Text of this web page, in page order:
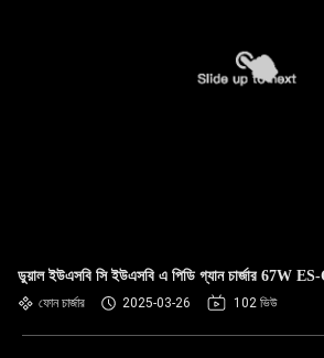
ডুয়াল ইউএসবি সি ইউএসবি এ পিডি গ্যান চার্জার 67W
ফোন চার্জার 2025-03-26 102 ভিউ